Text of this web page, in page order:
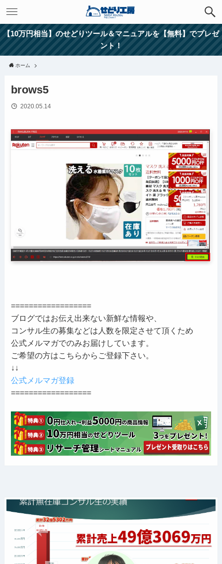
【10万円相当】のせどりツール＆マニュアルを【無料】でプレゼ
ント！
ホーム
brows5
2020.05.14
==================
ブログではお伝え出来ない新鮮な情報や、
コンサル生の募集などは人数を限定させて頂くため
公式メルマガでのみお届けしています。
ご希望の方はこちらからご登録下さい。
↓↓
公式メルマガ登録
==================